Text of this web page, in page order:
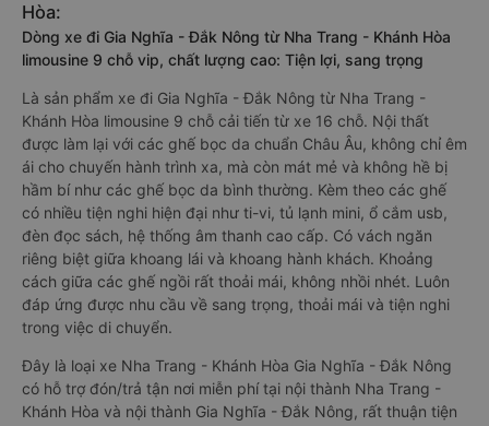
Hòa:
Dòng xe đi Gia Nghĩa - Đắk Nông từ Nha Trang - Khánh Hòa
limousine 9 chỗ vip, chất lượng cao: Tiện lợi, sang trọng
Là sản phẩm xe đi Gia Nghĩa - Đắk Nông từ Nha Trang -
Khánh Hòa limousine 9 chỗ cải tiến từ xe 16 chỗ. Nội thất
được làm lại với các ghế bọc da chuẩn Châu Âu, không chỉ êm
ái cho chuyến hành trình xa, mà còn mát mẻ và không hề bị
hầm bí như các ghế bọc da bình thường. Kèm theo các ghế
có nhiều tiện nghi hiện đại như ti-vi, tủ lạnh mini, ổ cắm usb,
đèn đọc sách, hệ thống âm thanh cao cấp. Có vách ngăn
riêng biệt giữa khoang lái và khoang hành khách. Khoảng
cách giữa các ghế ngồi rất thoải mái, không nhồi nhét. Luôn
đáp ứng được nhu cầu về sang trọng, thoải mái và tiện nghi
trong việc di chuyển.
Đây là loại xe Nha Trang - Khánh Hòa Gia Nghĩa - Đắk Nông
có hỗ trợ đón/trả tận nơi miễn phí tại nội thành Nha Trang -
Khánh Hòa và nội thành Gia Nghĩa - Đắk Nông, rất thuận tiện